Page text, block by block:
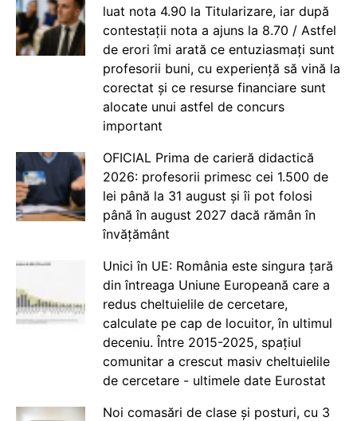
luat nota 4.90 la Titularizare, iar după
contestații nota a ajuns la 8.70 / Astfel
de erori îmi arată ce entuziasmați sunt
profesorii buni, cu experiență să vină la
corectat și ce resurse financiare sunt
alocate unui astfel de concurs
important
OFICIAL Prima de carieră didactică
2026: profesorii primesc cei 1.500 de
lei până la 31 august și îi pot folosi
până în august 2027 dacă rămân în
învățământ
Unici în UE: România este singura țară
din întreaga Uniune Europeană care a
redus cheltuielile de cercetare,
calculate pe cap de locuitor, în ultimul
deceniu. Între 2015-2025, spațiul
comunitar a crescut masiv cheltuielile
de cercetare - ultimele date Eurostat
Noi comasări de clase și posturi, cu 3